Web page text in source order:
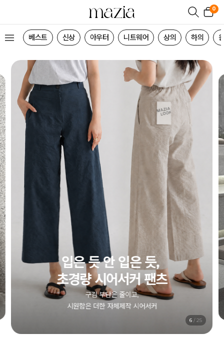
0
베스트 신상 아우터 니트웨어 상의 하의
1+1 시어서커 원피스
컬러별로, 엄마와 함께, 두 벌 모두 부담 없이
전상품 5% SALE
6 /25